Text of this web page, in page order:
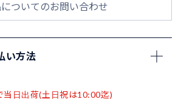
ついてのお問い合わせ
い方法
当日出荷(土日祝は10:00迄)